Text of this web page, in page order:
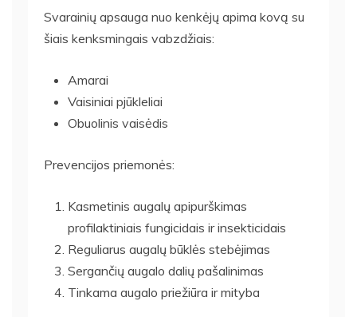
Svarainių apsauga nuo kenkėjų apima kovą su
šiais kenksmingais vabzdžiais:
Amarai
Vaisiniai pjūkleliai
Obuolinis vaisėdis
Prevencijos priemonės:
Kasmetinis augalų apipurškimas
profilaktiniais fungicidais ir insekticidais
Reguliarus augalų būklės stebėjimas
Sergančių augalo dalių pašalinimas
Tinkama augalo priežiūra ir mityba